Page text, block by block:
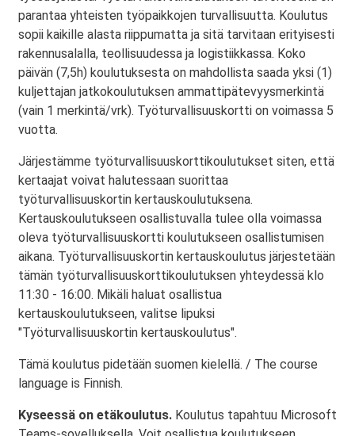
parantaa yhteisten työpaikkojen turvallisuutta. Koulutus
sopii kaikille alasta riippumatta ja sitä tarvitaan erityisesti
rakennusalalla, teollisuudessa ja logistiikkassa. Koko
päivän (7,5h) koulutuksesta on mahdollista saada yksi (1)
kuljettajan jatkokoulutuksen ammattipätevyysmerkintä
(vain 1 merkintä/vrk). Työturvallisuuskortti on voimassa 5
vuotta.
Järjestämme työturvallisuuskorttikoulutukset siten, että
kertaajat voivat halutessaan suorittaa
työturvallisuuskortin kertauskoulutuksena.
Kertauskoulutukseen osallistuvalla tulee olla voimassa
oleva työturvallisuuskortti koulutukseen osallistumisen
aikana. Työturvallisuuskortin kertauskoulutus järjestetään
tämän työturvallisuuskorttikoulutuksen yhteydessä klo
11:30 - 16:00. Mikäli haluat osallistua
kertauskoulutukseen, valitse lipuksi
"Työturvallisuuskortin kertauskoulutus".
Tämä koulutus pidetään suomen kielellä. / The course
language is Finnish.
Kyseessä on etäkoulutus. Koulutus tapahtuu Microsoft